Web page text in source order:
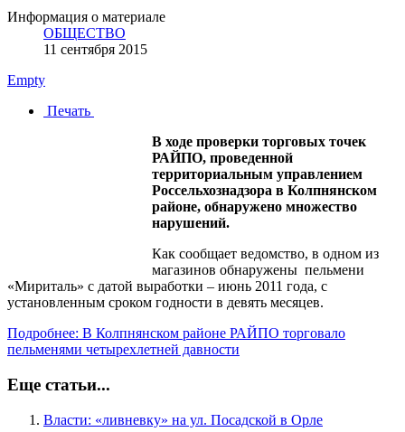
Информация о материале
ОБЩЕСТВО
11 сентября 2015
Empty
Печать
В ходе проверки торговых точек
РАЙПО, проведенной
территориальным управлением
Россельхознадзора в Колпнянском
районе, обнаружено множество
нарушений.
Как сообщает ведомство, в одном из
магазинов обнаружены пельмени
«Мириталь» с датой выработки – июнь 2011 года, с
установленным сроком годности в девять месяцев.
Подробнее: В Колпнянском районе РАЙПО торговало
пельменями четырехлетней давности
Еще статьи...
Власти: «ливневку» на ул. Посадской в Орле